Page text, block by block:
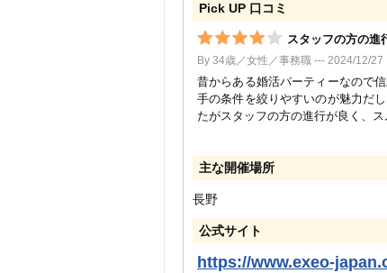
Pick UP 口コミ
スタッフの方の進
By 34歳／女性／事務職 --- 2024/12/27
昔からある婚活パーティーなので
手の条件を絞りやすいのが魅力だ
たがスタッフの方の進行が良く、
主な開催場所
長野
公式サイト
https://www.exeo-